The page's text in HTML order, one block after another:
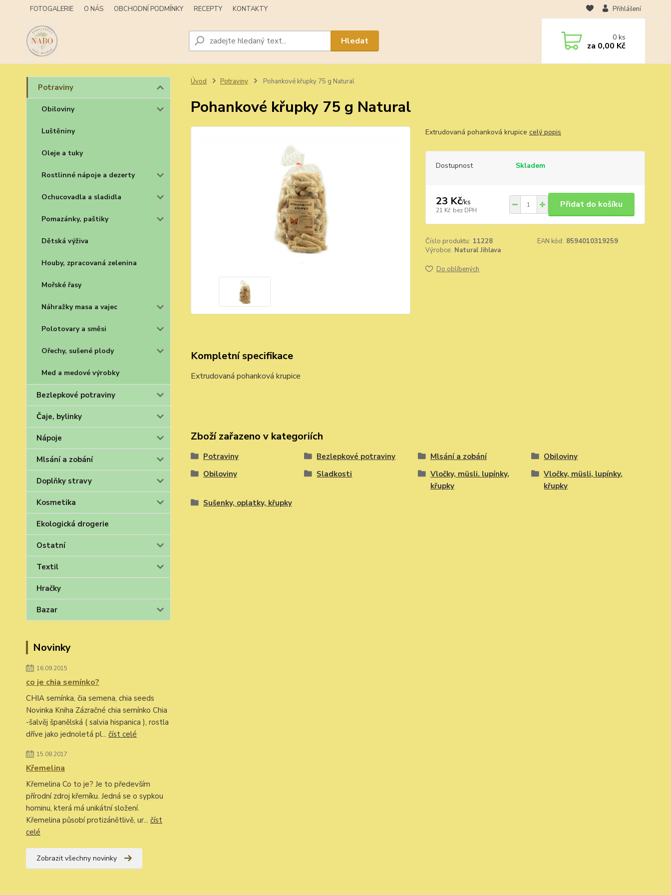
FOTOGALERIE O NÁS OBCHODNÍ PODMÍNKY RECEPTY KONTAKTY Přihlášení
Hledat 0ks
za 0,00 Kč
Potraviny
Obiloviny
Luštěniny
Oleje a tuky
Rostlinné nápoje a dezerty
Ochucovadla a sladidla
Pomazánky, paštiky
Dětská výživa
Houby, zpracovaná zelenina
Mořské řasy
Náhražky masa a vajec
Polotovary a směsi
Ořechy, sušené plody
Med a medové výrobky
Bezlepkové potraviny
Čaje, bylinky
Nápoje
Mlsání a zobání
Doplňky stravy
Kosmetika
Ekologická drogerie
Ostatní
Textil
Hračky
Bazar
Novinky
16.09.2015
co je chia semínko?
CHIA semínka, čia semena, chia seeds
Novinka Kniha Zázračné chia semínko Chia
-šalvěj španělská ( salvia hispanica ), rostla
dříve jako jednoletá pl... číst celé
15.08.2017
Křemelina
Křemelina Co to je? Je to především
přírodní zdroj křemíku. Jedná se o sypkou
horninu, která má unikátní složení.
Křemelina působí protizánětlivě, ur... číst
celé
Zobrazit všechny novinky
Úvod Potraviny Pohankové křupky 75 g Natural
Pohankové křupky 75 g Natural
Extrudovaná pohanková krupice celý popis
Dostupnost Skladem
23 Kč/ks
21 Kč bez DPH
Přidat do košíku
Číslo produktu: 11228 EAN kód: 8594010319259
Výrobce: Natural Jihlava
Do oblíbených
Kompletní specifikace
Extrudovaná pohanková krupice
Zboží zařazeno v kategoriích
Potraviny Bezlepkové potraviny Mlsání a zobání
Obiloviny
Obiloviny
Sladkosti
Vločky, müsli. lupínky,
křupky
Vločky, müsli, lupínky,
křupky
Sušenky, oplatky, křupky